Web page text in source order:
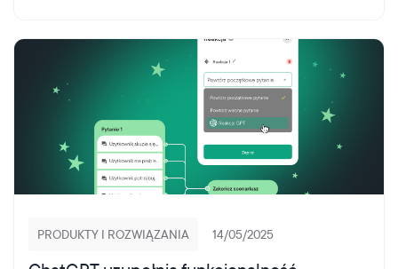
PRODUKTY I ROZWIĄZANIA 14/05/2025